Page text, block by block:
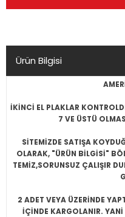
Ürün Bilgisi
İKİNCİ EL PLAKLAR
7 VE ÜSTÜ
SİTEMİZDE SATIŞA
OLARAK, "ÜRÜN BİLGİSİ"
TEMİZ,SORUNSUZ ÇALIŞIR
2 ADET VEYA ÜZERİNDE
İÇİNDE KARGOLANIR.